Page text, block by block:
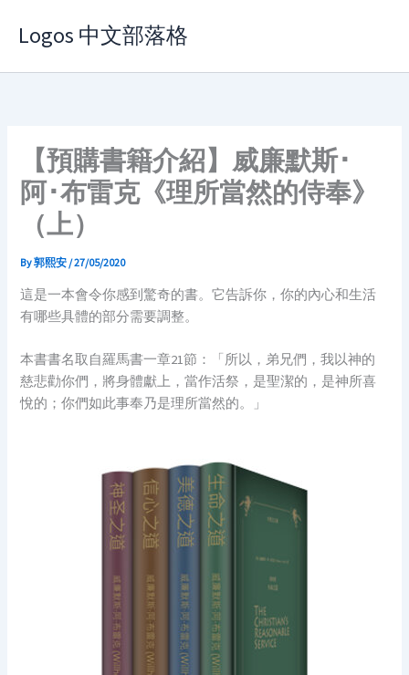
Logos 中文部落格
【預購書籍介紹】威廉默斯･
阿･布雷克《理所當然的侍奉》
（上）
By郭熙安/27/05/2020
這是一本會令你感到驚奇的書。它告訴你，你的內心和生活
有哪些具體的部分需要調整。
本書書名取自羅馬書一章21節：「所以，弟兄們，我以神的
慈悲勸你們，將身體獻上，當作活祭，是聖潔的，是神所喜
悅的；你們如此事奉乃是理所當然的。」